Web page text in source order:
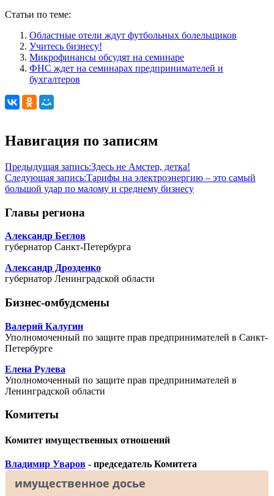
Статьи по теме:
Областные отели ждут футбольных болельщиков
Учитесь бизнесу!
Микрофинансы обсудят на семинаре
ФНС ждет на семинарах предпринимателей и
бухгалтеров
Навигация по записям
Предыдущая запись:Здесь не Амстер, детка!
Следующая запись:Тарифы на электроэнергию – это самый
большой удар по малому и среднему бизнесу
Главы региона
Александр Беглов
губернатор Санкт-Петербурга
Александр Дрозденко
губернатор Ленинградской области
Бизнес-омбудсмены
Валерий Калугин
Уполномоченный по защите прав предпринимателей в Санкт-
Петербурге
Елена Рулева
Уполномоченный по защите прав предпринимателей в
Ленинградской области
Комитеты
Комитет имущественных отношений
Владимир Уваров - председатель Комитета
имущественное досье